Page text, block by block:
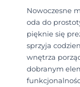
Nowoczesne
oda do
pięknie się
sprzyja
wnętrza
dobranym